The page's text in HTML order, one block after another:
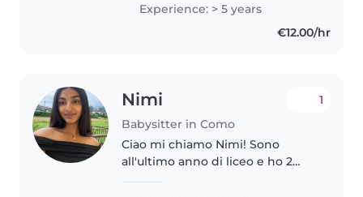
preescolares? Hablo varios
idiomas y me encanta leer,
Experience: > 5 years
€12.00/hr
Nimi
Babysitter in Como
1
Ciao mi chiamo Nimi! Sono
all'ultimo anno di liceo e ho 2